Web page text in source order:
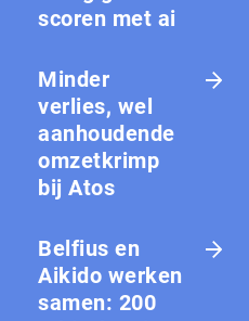
scoren met ai
Minder
verlies, wel
aanhoudende
omzetkrimp
bij Atos
Belfius en
Aikido werken
samen: 200